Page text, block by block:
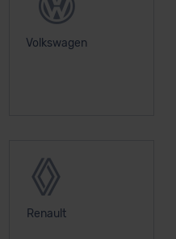
Volkswagen
Renault